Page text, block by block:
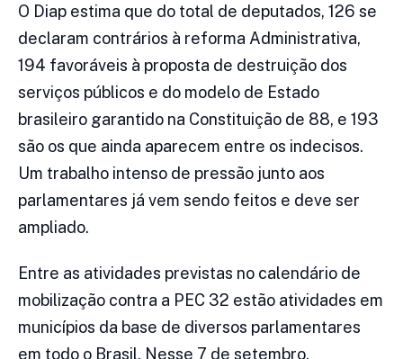
O Diap estima que do total de deputados, 126 se
declaram contrários à reforma Administrativa,
194 favoráveis à proposta de destruição dos
serviços públicos e do modelo de Estado
brasileiro garantido na Constituição de 88, e 193
são os que ainda aparecem entre os indecisos.
Um trabalho intenso de pressão junto aos
parlamentares já vem sendo feitos e deve ser
ampliado.
Entre as atividades previstas no calendário de
mobilização contra a PEC 32 estão atividades em
municípios da base de diversos parlamentares
em todo o Brasil. Nesse 7 de setembro,